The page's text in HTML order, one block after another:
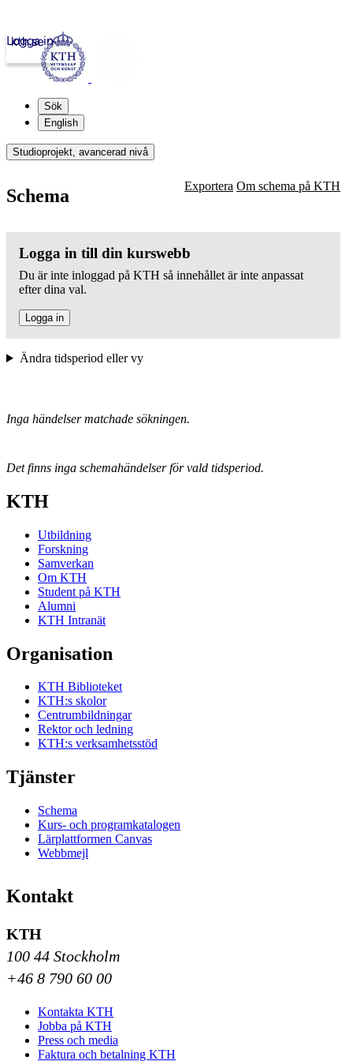
kth.se
Logga in
Sök
English
Studioprojekt, avancerad nivå
Schema Exportera Om schema på KTH
Logga in till din kurswebb
Du är inte inloggad på KTH så innehållet är inte anpassat
efter dina val.
Logga in
Ändra tidsperiod eller vy
Inga händelser matchade sökningen.
Det finns inga schemahändelser för vald tidsperiod.
KTH
Utbildning
Forskning
Samverkan
Om KTH
Student på KTH
Alumni
KTH Intranät
Organisation
KTH Biblioteket
KTH:s skolor
Centrumbildningar
Rektor och ledning
KTH:s verksamhetsstöd
Tjänster
Schema
Kurs- och programkatalogen
Lärplattformen Canvas
Webbmejl
Kontakt
KTH
100 44 Stockholm
+46 8 790 60 00
Kontakta KTH
Jobba på KTH
Press och media
Faktura och betalning KTH